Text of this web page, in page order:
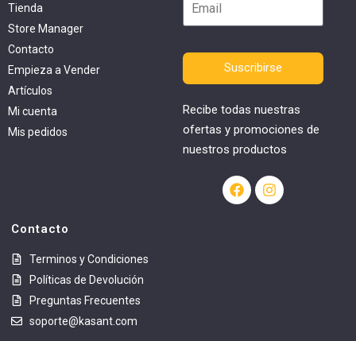
Tienda
Store Manager
Contacto
Empieza a Vender
Artículos
Mi cuenta
Mis pedidos
Suscribirse
Recibe todas nuestras
ofertas y promociones de
nuestros productos
Contacto
Terminos y Condiciones
Políticas de Devolución
Preguntas Frecuentes
soporte@kasant.com